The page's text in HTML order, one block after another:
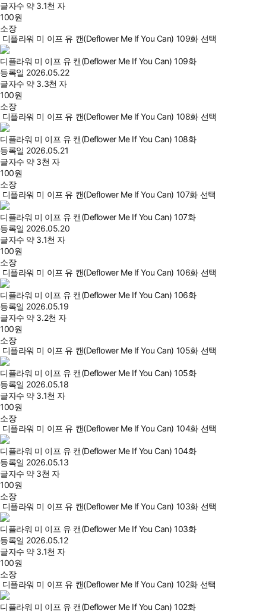
글자수 약 3.1천 자
100원
소장
디플라워 미 이프 유 캔(Deflower Me If You Can) 109화 선택
디플라워 미 이프 유 캔(Deflower Me If You Can) 109화
등록일 2026.05.22
글자수 약 3.3천 자
100원
소장
디플라워 미 이프 유 캔(Deflower Me If You Can) 108화 선택
디플라워 미 이프 유 캔(Deflower Me If You Can) 108화
등록일 2026.05.21
글자수 약 3천 자
100원
소장
디플라워 미 이프 유 캔(Deflower Me If You Can) 107화 선택
디플라워 미 이프 유 캔(Deflower Me If You Can) 107화
등록일 2026.05.20
글자수 약 3.1천 자
100원
소장
디플라워 미 이프 유 캔(Deflower Me If You Can) 106화 선택
디플라워 미 이프 유 캔(Deflower Me If You Can) 106화
등록일 2026.05.19
글자수 약 3.2천 자
100원
소장
디플라워 미 이프 유 캔(Deflower Me If You Can) 105화 선택
디플라워 미 이프 유 캔(Deflower Me If You Can) 105화
등록일 2026.05.18
글자수 약 3.1천 자
100원
소장
디플라워 미 이프 유 캔(Deflower Me If You Can) 104화 선택
디플라워 미 이프 유 캔(Deflower Me If You Can) 104화
등록일 2026.05.13
글자수 약 3천 자
100원
소장
디플라워 미 이프 유 캔(Deflower Me If You Can) 103화 선택
디플라워 미 이프 유 캔(Deflower Me If You Can) 103화
등록일 2026.05.12
글자수 약 3.1천 자
100원
소장
디플라워 미 이프 유 캔(Deflower Me If You Can) 102화 선택
디플라워 미 이프 유 캔(Deflower Me If You Can) 102화